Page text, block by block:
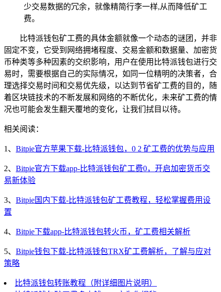
少交易数据的冗余，就像精简行李一样,从而降低矿工
费。
比特派钱包矿工费的具体金额就像一个动态的谜团，并非
固定不变，它受到网络拥堵程度、交易金额和数据量、加密货
币种类等多种因素的交织影响，用户在使用比特派钱包进行交
易时，需要根据自己的实际情况，如同一位精明的决策者，合
理选择交易时间和交易优先级，以达到节省矿工费的目的，随
着区块链技术的不断发展和网络的不断优化，未来矿工费的情
况也可能会发生翻天覆地的变化，让我们拭目以待。
相关阅读：
1、 Bitpie官方苹果下载-比特派钱包，0 2 矿工费的优势与应用
2、 Bitpie官方下载app-比特派钱包矿工费0，开启加密货币交
易新体验
3、 Bitpie国内下载-比特派钱包矿工费教程，轻松掌握费用设
置
4、 Bitpie下载app-比特派钱包转火币，矿工费相关解析
5、 Bitpie钱包下载-比特派钱包TRX矿工费解析，了解与应对
策略
比特派钱包转账教程（附详细图片说明）